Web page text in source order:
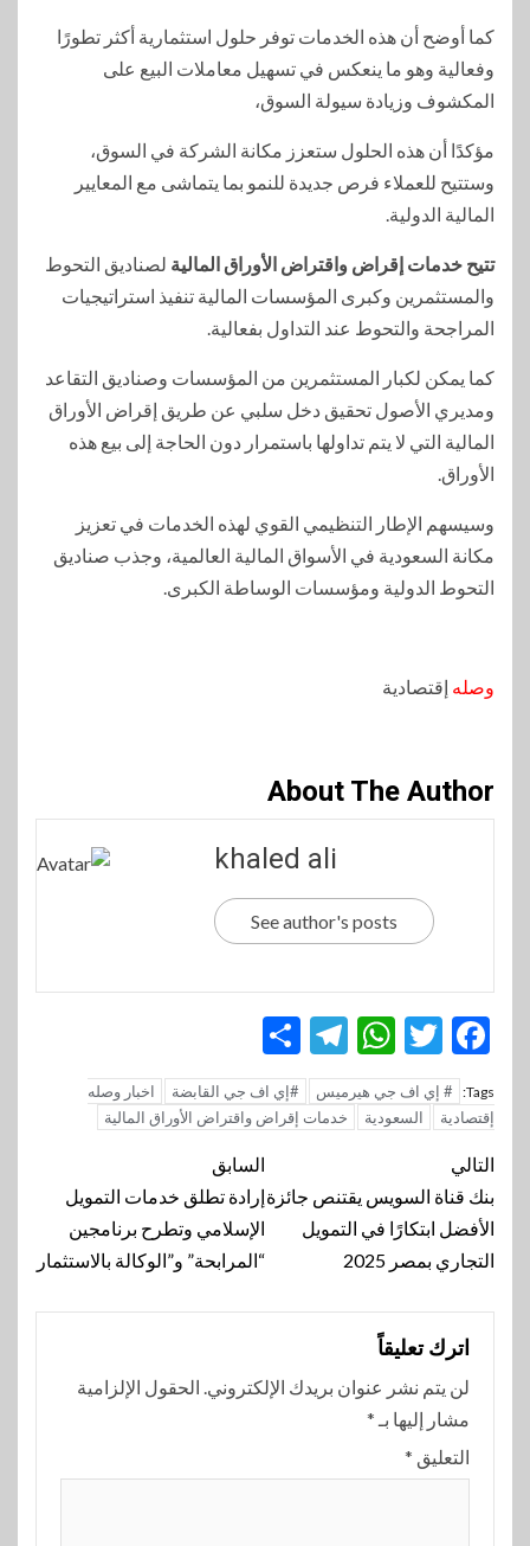
كما أوضح أن هذه الخدمات توفر حلول استثمارية أكثر تطورًا
وفعالية وهو ما ينعكس في تسهيل معاملات البيع على
المكشوف وزيادة سيولة السوق،
مؤكدًا أن هذه الحلول ستعزز مكانة الشركة في السوق،
وستتيح للعملاء فرص جديدة للنمو بما يتماشى مع المعايير
المالية الدولية.
تتيح خدمات إقراض واقتراض الأوراق المالية لصناديق التحوط
والمستثمرين وكبرى المؤسسات المالية تنفيذ استراتيجيات
المراجحة والتحوط عند التداول بفعالية.
كما يمكن لكبار المستثمرين من المؤسسات وصناديق التقاعد
ومديري الأصول تحقيق دخل سلبي عن طريق إقراض الأوراق
المالية التي لا يتم تداولها باستمرار دون الحاجة إلى بيع هذه
الأوراق.
وسيسهم الإطار التنظيمي القوي لهذه الخدمات في تعزيز
مكانة السعودية في الأسواق المالية العالمية، وجذب صناديق
التحوط الدولية ومؤسسات الوساطة الكبرى.
وصله إقتصادية
About The Author
khaled ali
See author's posts
Facebook
Twitter
WhatsApp
Telegram
Tags: # إي اف جي هيرميس #إي اف جي القابضة
اخبار وصله
إقتصادية
السعودية خدمات إقراض واقتراض الأوراق المالية
تنقل
المقالة
السابق
إرادة تطلق خدمات التمويل
الإسلامي وتطرح برنامجين
“المرابحة” و”الوكالة بالاستثمار
التالي
بنك قناة السويس يقتنص جائزة
الأفضل ابتكارًا في التمويل
التجاري بمصر 2025
اترك تعليقاً
لن يتم نشر عنوان بريدك الإلكتروني. الحقول الإلزامية
مشار إليها بـ *
التعليق *